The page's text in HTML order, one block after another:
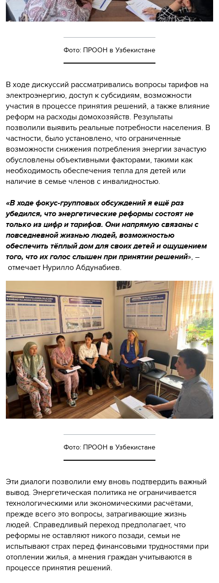
Фото: ПРООН в Узбекистане
В ходе дискуссий рассматривались вопросы тарифов на
электроэнергию, доступ к субсидиям, возможности
участия в процессе принятия решений, а также влияние
реформ на расходы домохозяйств. Результаты
позволили выявить реальные потребности населения. В
частности, было установлено, что ограниченные
возможности снижения потребления энергии зачастую
обусловлены объективными факторами, такими как
необходимость обеспечения тепла для детей или
наличие в семье членов с инвалидностью.
«В ходе фокус-групповых обсуждений я ещё раз
убедился, что энергетические реформы состоят не
только из цифр и тарифов. Они напрямую связаны с
повседневной жизнью людей, возможностью
обеспечить тёплый дом для своих детей и ощущением
того, что их голос слышен при принятии решений», –
отмечает Нурилло Абдунабиев.
Фото: ПРООН в Узбекистане
Эти диалоги позволили ему вновь подтвердить важный
вывод. Энергетическая политика не ограничивается
технологическими или экономическими расчётами,
прежде всего это вопросы, затрагивающие жизнь
людей. Справедливый переход предполагает, что
реформы не оставляют никого позади, семьи не
испытывают страх перед финансовыми трудностями при
отоплении жилья, а мнения граждан учитываются в
процессе принятия решений.